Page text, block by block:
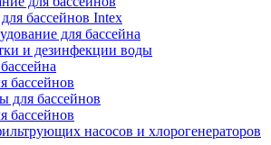
бассейнов Intex
для бассейна
и дезинфекции воды
бассейнов
для бассейнов
бассейнов
насосов и хлорогенераторов